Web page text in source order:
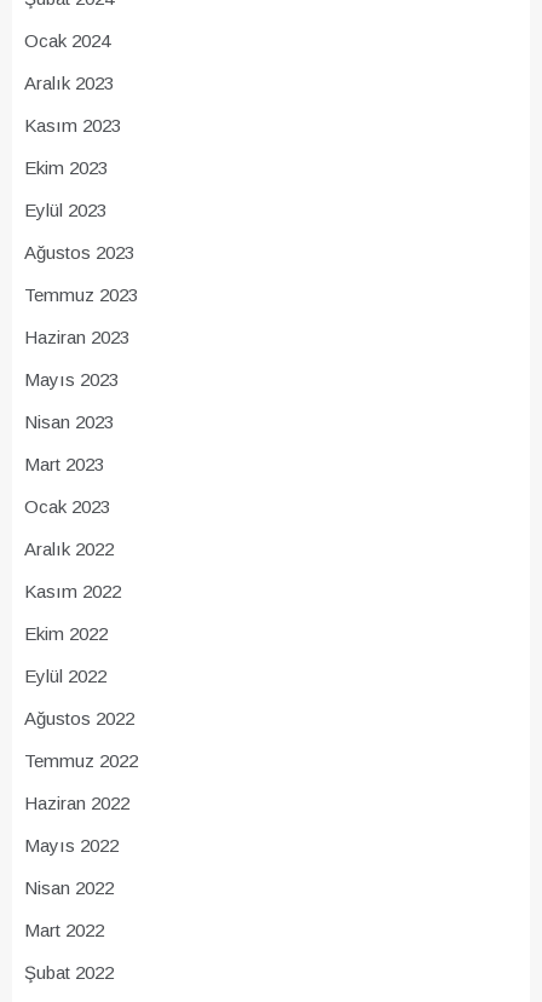
Ocak 2024
Aralık 2023
Kasım 2023
Ekim 2023
Eylül 2023
Ağustos 2023
Temmuz 2023
Haziran 2023
Mayıs 2023
Nisan 2023
Mart 2023
Ocak 2023
Aralık 2022
Kasım 2022
Ekim 2022
Eylül 2022
Ağustos 2022
Temmuz 2022
Haziran 2022
Mayıs 2022
Nisan 2022
Mart 2022
Şubat 2022